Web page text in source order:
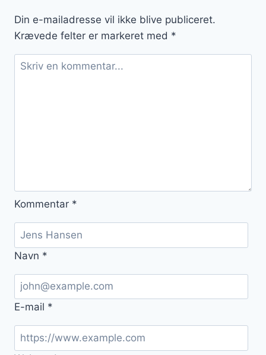
Din e-mailadresse vil ikke blive publiceret.
Krævede felter er markeret med *
Kommentar *
Navn *
E-mail *